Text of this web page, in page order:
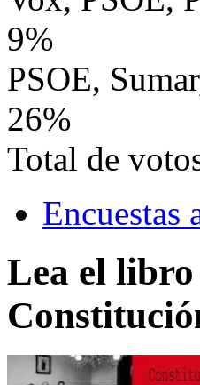
9%
PSOE,
26%
Total de
Encuestas
Lea el